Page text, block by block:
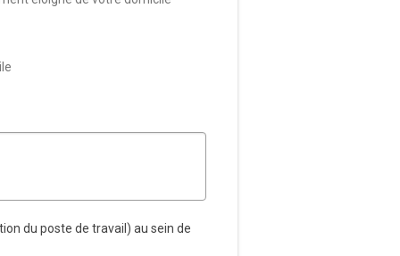
du poste de travail) au sein de